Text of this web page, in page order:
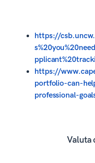
https://
https://
portfolio-can-
professional-
Valuta